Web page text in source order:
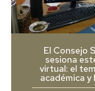
El Consejo
sesiona
virtual: el
académica